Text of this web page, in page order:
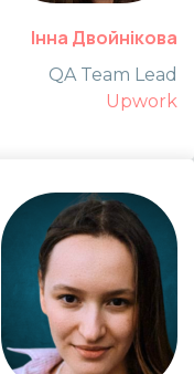
Інна Двойнікова
QA Team Lead
Upwork